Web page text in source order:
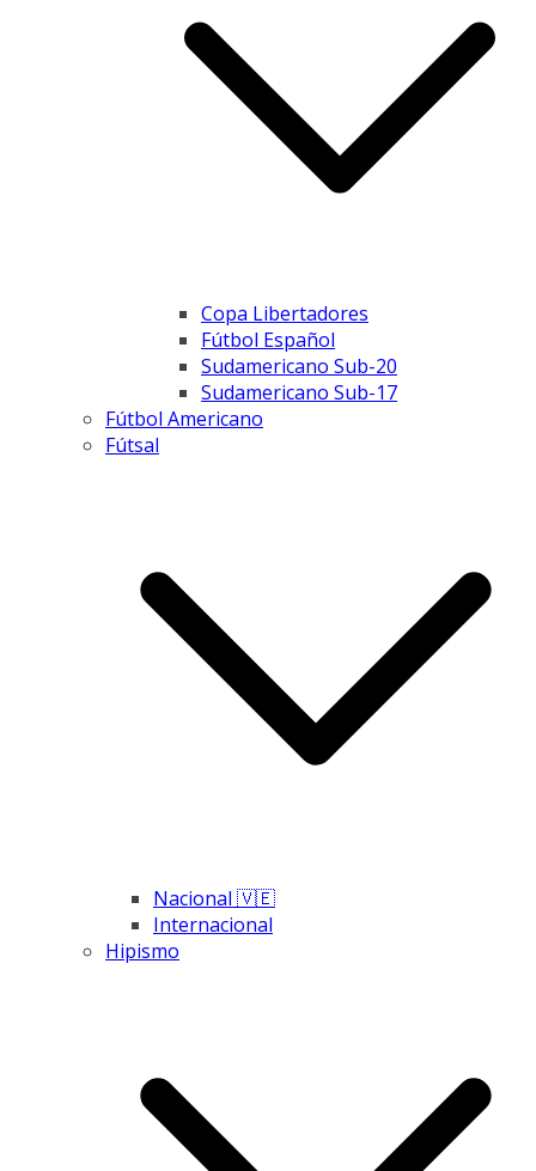
Copa Libertadores
Fútbol Español
Sudamericano Sub-20
Sudamericano Sub-17
Fútbol Americano
Fútsal
Nacional 🇻🇪
Internacional
Hipismo